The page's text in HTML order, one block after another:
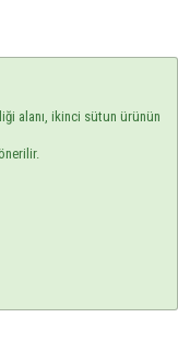
alanı, ikinci sütun ürünün